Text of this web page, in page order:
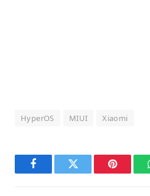
HyperOS MIUI Xiaomi
FacebookTwitter Pinterest